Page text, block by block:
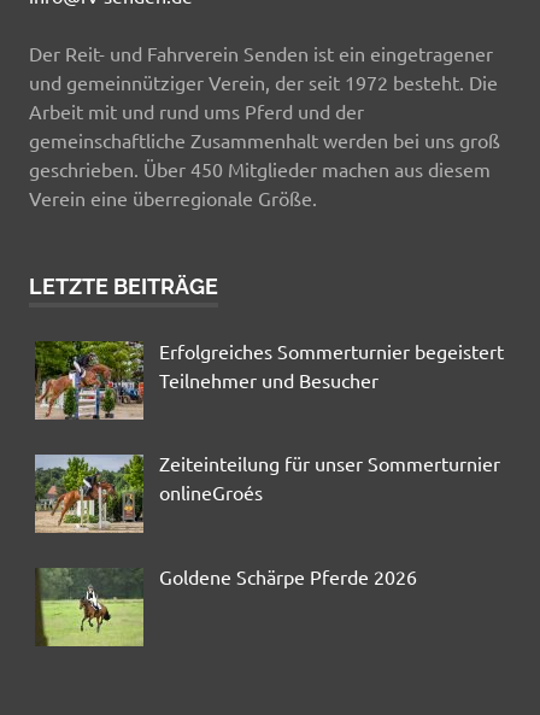
Der Reit- und Fahrverein Senden ist ein eingetragener
und gemeinnütziger Verein, der seit 1972 besteht. Die
Arbeit mit und rund ums Pferd und der
gemeinschaftliche Zusammenhalt werden bei uns groß
geschrieben. Über 450 Mitglieder machen aus diesem
Verein eine überregionale Größe.
LETZTE BEITRÄGE
Erfolgreiches Sommerturnier begeistert
Teilnehmer und Besucher
Zeiteinteilung für unser Sommerturnier
onlineGroés
Goldene Schärpe Pferde 2026